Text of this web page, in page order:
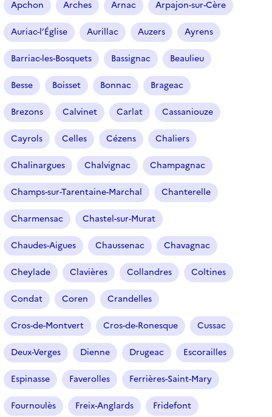
Apchon Arches Arnac Arpajon-sur-Cère
Auriac-l’Église Aurillac Auzers Ayrens
Barriac-les-Bosquets Bassignac Beaulieu
Besse Boisset Bonnac Brageac
Brezons Calvinet Carlat Cassaniouze
Cayrols Celles Cézens Chaliers
Chalinargues Chalvignac Champagnac
Champs-sur-Tarentaine-Marchal Chanterelle
Charmensac Chastel-sur-Murat
Chaudes-Aigues Chaussenac Chavagnac
Cheylade Clavières Collandres Coltines
Condat Coren Crandelles
Cros-de-Montvert Cros-de-Ronesque Cussac
Deux-Verges Dienne Drugeac Escorailles
Espinasse Faverolles Ferrières-Saint-Mary
Fournoulès Freix-Anglards Fridefont